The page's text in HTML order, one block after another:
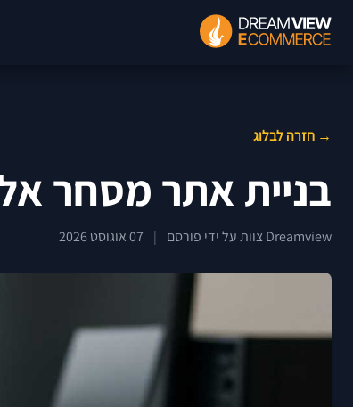
→ חזרה לבלוג
בניית אתר מסחר
Dreamview צוות על ידי פורסם | 07 אוגוסט 2026